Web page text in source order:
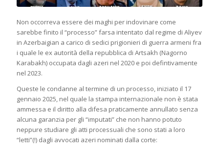
Non occorreva essere dei maghi per indovinare come
sarebbe finito il “processo” farsa intentato dal regime di Aliyev
in Azerbaigian a carico di sedici prigionieri di guerra armeni fra
i quale le ex autorità della repubblica di Artsakh (Nagorno
Karabakh) occupata dagli azeri nel 2020 e poi defintivamente
nel 2023.
Queste le condanne al termine di un processo, iniziato il 17
gennaio 2025, nel quale la stampa internazionale non è stata
ammessa e il diritto alla difesa praticamente annullato senza
alcuna garanzia per gli “imputati” che non hanno potuto
neppure studiare gli atti processuali che sono stati a loro
“letti”(!) dagli avvocati azeri nominati dalla corte: